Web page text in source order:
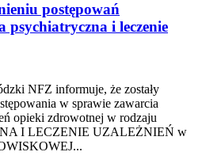
postępowań
i leczenie
NFZ informuje, że zostały
w sprawie zawarcia
opieki zdrowotnej w rodzaju
I LECZENIE UZALEŻNIEŃ w